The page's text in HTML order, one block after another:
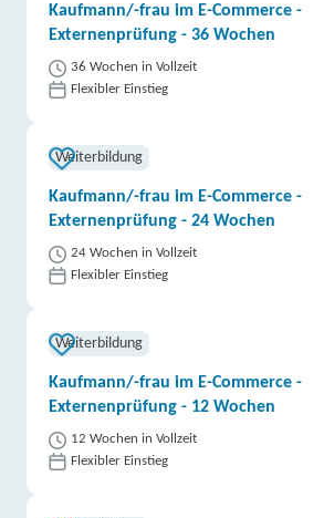
Kaufmann/-frau im E-Commerce -
Externenprüfung - 36 Wochen
36 Wochen in Vollzeit
Flexibler Einstieg
Weiterbildung
Kaufmann/-frau im E-Commerce -
Externenprüfung - 24 Wochen
24 Wochen in Vollzeit
Flexibler Einstieg
Weiterbildung
Kaufmann/-frau im E-Commerce -
Externenprüfung - 12 Wochen
12 Wochen in Vollzeit
Flexibler Einstieg